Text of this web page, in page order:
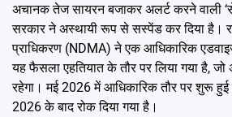
अचानक तेज सायरन बजाकर अलर्ट करने वाली
सरकार ने अस्थायी रूप से सस्पेंड कर दिया है।
प्राधिकरण (NDMA) ने एक आधिकारिक
यह फैसला एहतियात के तौर पर लिया गया है,
रहेगा। मई 2026 में आधिकारिक तौर पर शुरू
2026 के बाद रोक दिया गया है।